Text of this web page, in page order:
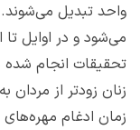
واحد تبدیل می‌شوند.
می‌شود و در اوایل
تحقیقات انجام
زنان زودتر از
زمان ادغام